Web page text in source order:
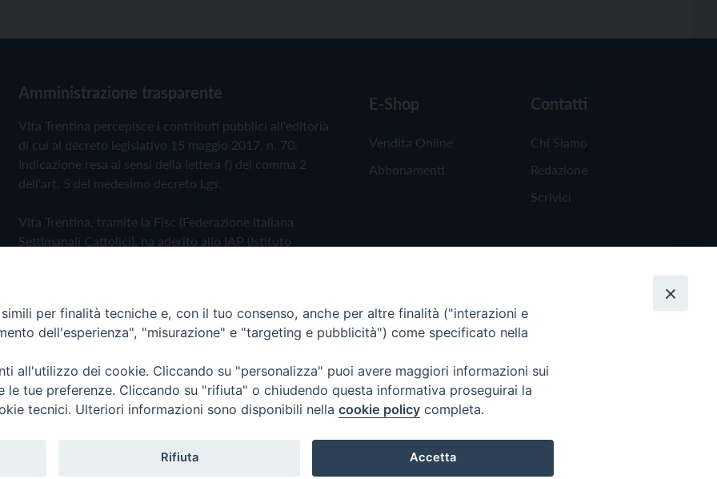
Amministrazione trasparente
Vita Trentina percepisce i contributi pubblici all'editoria
di cui al decreto legislativo 15 maggio 2017, n. 70.
Indicazione resa ai sensi della lettera f) del comma 2
dell'art. 5 del medesimo decreto Lgs.
Vita Trentina, tramite la Fisc (Federazione Italiana
Settimanali Cattolici), ha aderito allo IAP (Istituto
Privacy Policy Cookie Policy
E-Shop
Vendita Online
Abbonamenti
Contatti
Chi Siamo
Redazione
Scrivici
Editrice
per finalità tecniche e, con il tuo consenso, anche per altre finalità ("interazioni e
dell'esperienza", "misurazione" e "targeting e pubblicità") come specificato nella
all'utilizzo dei cookie. Cliccando su "personalizza" puoi avere maggiori informazioni sui
le tue preferenze. Cliccando su "rifiuta" o chiudendo questa informativa proseguirai la
tecnici. Ulteriori informazioni sono disponibili nella cookie policy completa.
Rifiuta Accetta